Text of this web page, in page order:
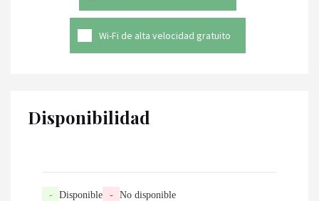
Wi-Fi de alta velocidad gratuito
Disponibilidad
- Disponible - No disponible